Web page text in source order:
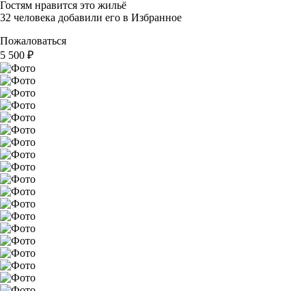
Гостям нравится это жильё
32 человека добавили его в Избранное
Пожаловаться
5 500 ₽